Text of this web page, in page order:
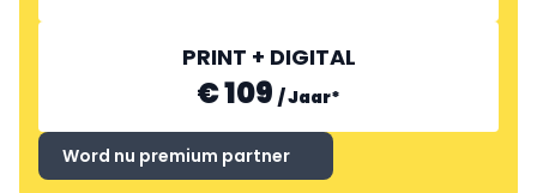
TUNAP
PRINT + DIGITAL
€ 109 /Jaar*
Word nu premium partner